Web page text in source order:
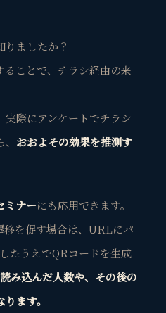
ましたか？」
ることで、チラシ経由の来
際にアンケートでチラシ
おおよその効果を推測す
ミナーにも応用できます。
移を促す場合は、URLにパ
たうえでQRコードを生成
み込んだ人数や、その後の
ます。